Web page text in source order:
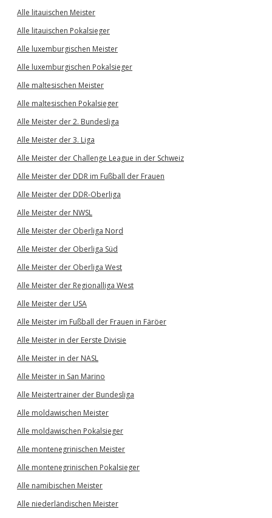
Alle litauischen Meister
Alle litauischen Pokalsieger
Alle luxemburgischen Meister
Alle luxemburgischen Pokalsieger
Alle maltesischen Meister
Alle maltesischen Pokalsieger
Alle Meister der 2. Bundesliga
Alle Meister der 3. Liga
Alle Meister der Challenge League in der Schweiz
Alle Meister der DDR im Fußball der Frauen
Alle Meister der DDR-Oberliga
Alle Meister der NWSL
Alle Meister der Oberliga Nord
Alle Meister der Oberliga Süd
Alle Meister der Oberliga West
Alle Meister der Regionalliga West
Alle Meister der USA
Alle Meister im Fußball der Frauen in Färöer
Alle Meister in der Eerste Divisie
Alle Meister in der NASL
Alle Meister in San Marino
Alle Meistertrainer der Bundesliga
Alle moldawischen Meister
Alle moldawischen Pokalsieger
Alle montenegrinischen Meister
Alle montenegrinischen Pokalsieger
Alle namibischen Meister
Alle niederländischen Meister